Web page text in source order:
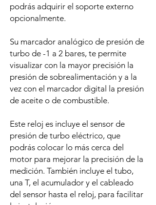
podrás adquirir el soporte externo
opcionalmente.
Su marcador analógico de presión de
turbo de -1 a 2 bares, te permite
visualizar con la mayor precisión la
presión de sobrealimentación y a la
vez con el marcador digital la presión
de aceite o de combustible.
Este reloj es incluye el sensor de
presión de turbo eléctrico, que
podrás colocar lo más cerca del
motor para mejorar la precisión de la
medición. También incluye el tubo,
una T, el acumulador y el cableado
del sensor hasta el reloj, para facilitar